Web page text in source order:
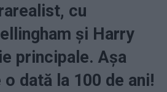
cu
și Harry
principale. Așa
dată la 100 de ani!